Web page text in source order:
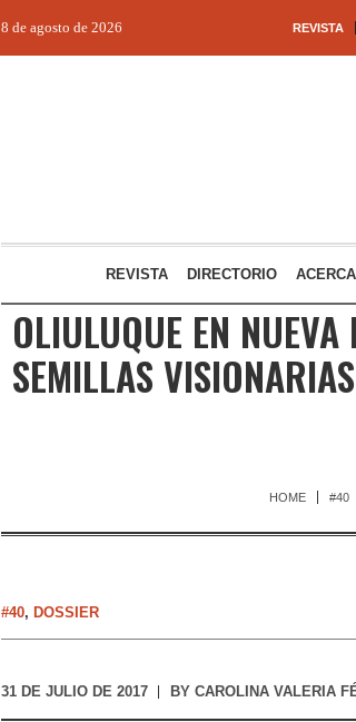
REVISTA
8 de agosto de 2026
REVISTA DIRECTORIO
OLIULUQUE EN
SEMILLAS
HOME #40
#40, DOSSIER
31 DE JULIO DE 2017 BY CAROLINA VALERIA